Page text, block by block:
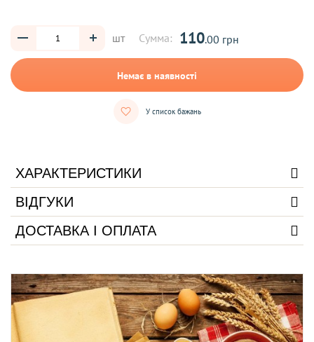
шт Сумма: 110.00 грн
Немає в наявності
У список бажань
ХАРАКТЕРИСТИКИ
ВІДГУКИ
ДОСТАВКА І ОПЛАТА